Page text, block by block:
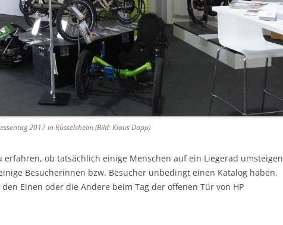
2017 in Rüsselsheim (Bild: Klaus Dapp)
erfahren, ob tatsächlich einige Menschen auf ein Liegerad umsteigen
Besucherinnen bzw. Besucher unbedingt einen Katalog haben.
Einen oder die Andere beim Tag der offenen Tür von HP